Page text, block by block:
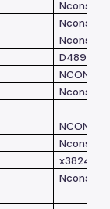
Nconsta
Nconsta
Nconsta
D489432
NCONSTA
Nconsta
NCONSTA
Nconsta
x382448
Nconsta